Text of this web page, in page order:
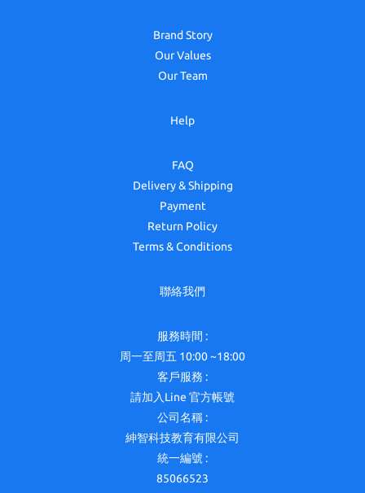
Brand Story
Our Values
Our Team
Help
FAQ
Delivery & Shipping
Payment
Return Policy
Terms & Conditions
聯絡我們
服務時間 :
周一至周五 10:00 ~18:00
客戶服務 :
請加入Line 官方帳號
公司名稱 :
紳智科技教育有限公司
統一編號 :
85066523